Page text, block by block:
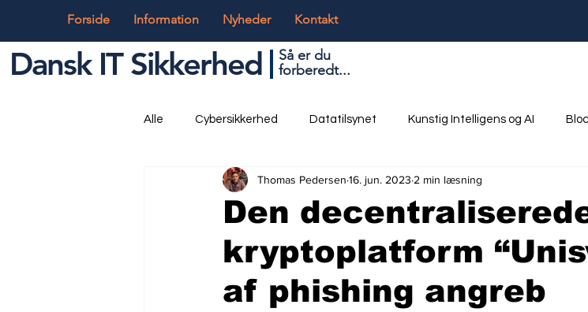
Forside Information Nyheder Kontakt
Dansk IT Sikkerhed
Så er du
forberedt...
Alle Cybersikkerhed Datatilsynet Kunstig Intelligens og AI
Globalt og Digitalt IT og Teknik Ungdom og Uddannelse
Den
kryptoplatform
af phishing angreb
Thomas Pedersen 16. jun. 2023 2 min læsning